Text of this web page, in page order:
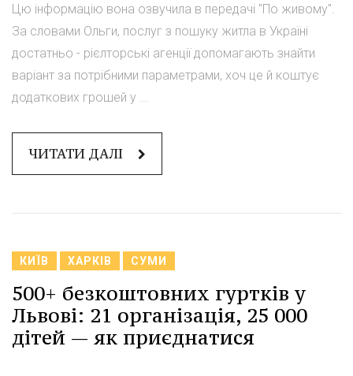
Цю інформацію вона озвучила в передачі "По живому".
За словами Ольги, послуг з пошуку житла в Україні
достатньо - рієлторські агенції допомагають знайти
варіант за потрібними параметрами, хоч це й коштує
додаткових грошей у ...
ЧИТАТИ ДАЛІ
КИЇВ ХАРКІВ СУМИ
500+ безкоштовних гуртків у
Львові: 21 організація, 25 000
дітей — як приєднатися